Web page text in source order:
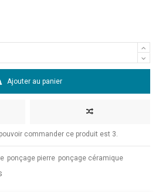
Ajouter au panier
commander ce produit est 3.
ponçage pierre ponçage céramique